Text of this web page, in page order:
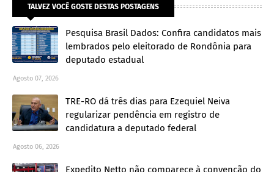
TALVEZ VOCÊ GOSTE DESTAS POSTAGENS
Pesquisa Brasil Dados: Confira candidatos mais
lembrados pelo eleitorado de Rondônia para
deputado estadual
Agosto 07, 2026
TRE-RO dá três dias para Ezequiel Neiva
regularizar pendência em registro de
candidatura a deputado federal
Agosto 06, 2026
Expedito Netto não comparece à convenção do